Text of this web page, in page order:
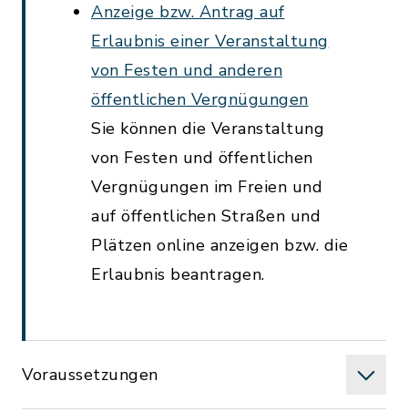
Anzeige bzw. Antrag auf
Erlaubnis einer Veranstaltung
von Festen und anderen
öffentlichen Vergnügungen
Sie können die Veranstaltung
von Festen und öffentlichen
Vergnügungen im Freien und
auf öffentlichen Straßen und
Plätzen online anzeigen bzw. die
Erlaubnis beantragen.
Voraussetzungen